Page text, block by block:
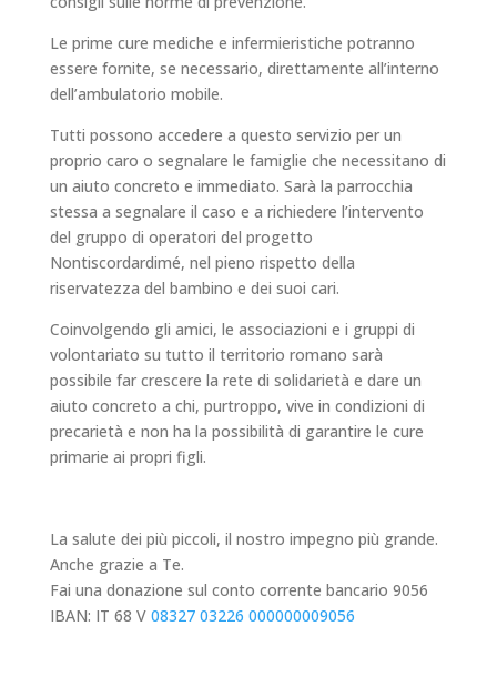
Le prime cure mediche e infermieristiche potranno
essere fornite, se necessario, direttamente all’interno
dell’ambulatorio mobile.
Tutti possono accedere a questo servizio per un
proprio caro o segnalare le famiglie che necessitano di
un aiuto concreto e immediato. Sarà la parrocchia
stessa a segnalare il caso e a richiedere l’intervento
del gruppo di operatori del progetto
Nontiscordardimé, nel pieno rispetto della
riservatezza del bambino e dei suoi cari.
Coinvolgendo gli amici, le associazioni e i gruppi di
volontariato su tutto il territorio romano sarà
possibile far crescere la rete di solidarietà e dare un
aiuto concreto a chi, purtroppo, vive in condizioni di
precarietà e non ha la possibilità di garantire le cure
primarie ai propri figli.
La salute dei più piccoli, il nostro impegno più grande.
Anche grazie a Te.
Fai una donazione sul conto corrente bancario 9056
IBAN: IT 68 V 08327 03226 000000009056